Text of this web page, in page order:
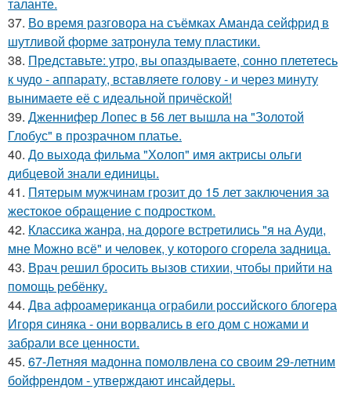
таланте.
37. Во время разговора на съёмках Аманда сейфрид в
шутливой форме затронула тему пластики.
38. Представьте: утро, вы опаздываете, сонно плететесь
к чудо - аппарату, вставляете голову - и через минуту
вынимаете её с идеальной причёской!
39. Дженнифер Лопес в 56 лет вышла на "Золотой
Глобус" в прозрачном платье.
40. До выхода фильма "Холоп" имя актрисы ольги
дибцевой знали единицы.
41. Пятерым мужчинам грозит до 15 лет заключения за
жестокое обращение с подростком.
42. Классика жанра, на дороге встретились "я на Ауди,
мне Можно всё" и человек, у которого сгорела задница.
43. Врач решил бросить вызов стихии, чтобы прийти на
помощь ребёнку.
44. Два афроамериканца ограбили российского блогера
Игоря синяка - они ворвались в его дом с ножами и
забрали все ценности.
45. 67-Летняя мадонна помолвлена со своим 29-летним
бойфрендом - утверждают инсайдеры.